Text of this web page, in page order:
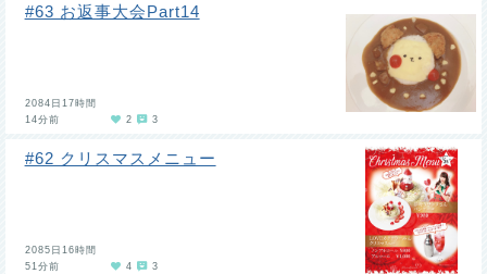
#63 お返事大会Part14
2084日17時間
14分前
2 3
#62 クリスマスメニュー
2085日16時間
51分前
4 3